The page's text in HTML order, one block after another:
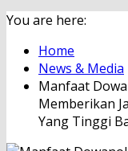
You are here:
Home
News & Media
Manfaat
Memberikan
Yang Tinggi